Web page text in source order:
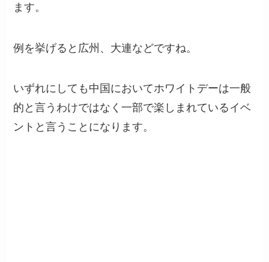
ます。
例を挙げると広州、大連などですね。
いずれにしても中国においてホワイトデーは一般
的と言うわけではなく一部で楽しまれているイベ
ントと言うことになります。